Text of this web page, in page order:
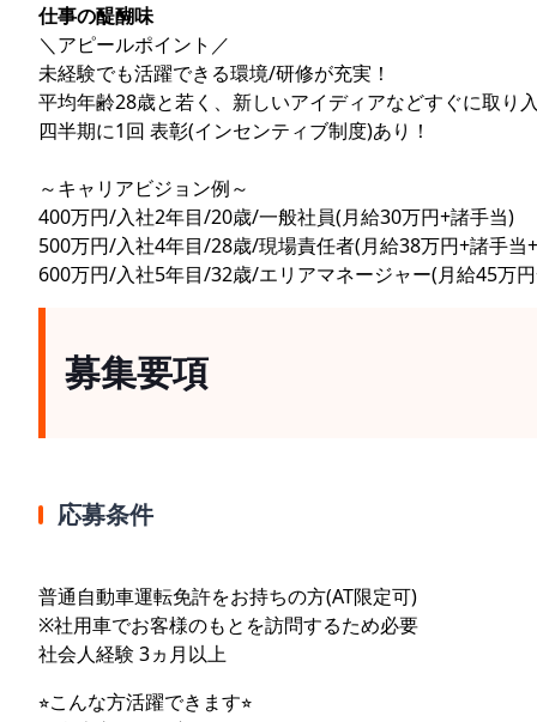
仕事の醍醐味
＼アピールポイント／
未経験でも活躍できる環境/研修が充実！
平均年齢28歳と若く、新しいアイディアなどすぐに取り
四半期に1回 表彰(インセンティブ制度)あり！
～キャリアビジョン例～
400万円/入社2年目/20歳/一般社員(月給30万円+諸手当)
500万円/入社4年目/28歳/現場責任者(月給38万円+諸手当
600万円/入社5年目/32歳/エリアマネージャー(月給45万
募集要項
応募条件
普通自動車運転免許をお持ちの方(AT限定可)
※社用車でお客様のもとを訪問するため必要
社会人経験 3ヵ月以上
⭐︎こんな方活躍できます⭐︎